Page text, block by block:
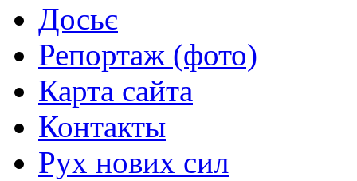
Досьє
Репортаж (фото)
Карта сайта
Контакты
Рух нових сил